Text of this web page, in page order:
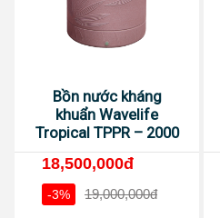
Bồn nước kháng
khuẩn Wavelife
Tropical TPPR – 2000
18,500,000đ
-3% 19,000,000đ